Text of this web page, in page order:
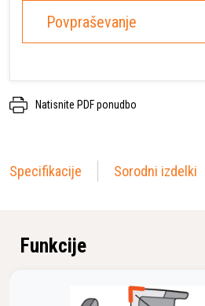
Povpraševanje
Natisnite PDF ponudbo
Specifikacije Sorodni izdelki
Funkcije